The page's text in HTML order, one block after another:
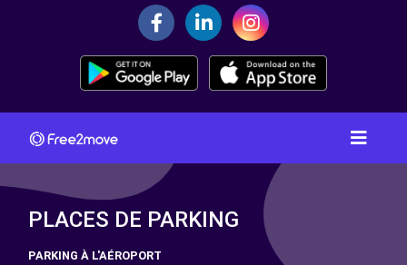
PLACES DE PARKING
PARKING À L'AÉROPORT